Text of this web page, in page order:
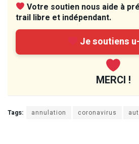
Votre soutien nous aide à
trail libre et indépendant.
Je soutiens
MERCI !
Tags: annulation coronavirus